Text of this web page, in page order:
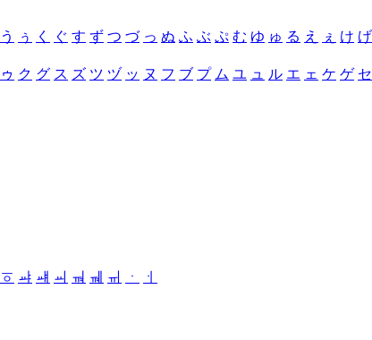
う ぅ く ぐ す ず つ づ っ ぬ ふ ぶ ぷ む ゆ ゅ る え ぇ け げ
ゥ ク グ ス ズ ツ ヅ ッ ヌ フ ブ プ ム ユ ュ ル エ ェ ケ ゲ セ
ㆆ ㆇ ㆈ ㆉ ㆊ ㆋ ㆌ ㆍ
ㆎ